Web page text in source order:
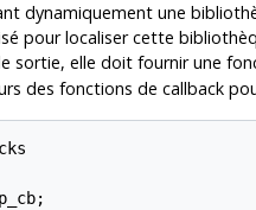
dynamiquement une
pour localiser cette
sortie, elle doit fournir une
des fonctions de callback